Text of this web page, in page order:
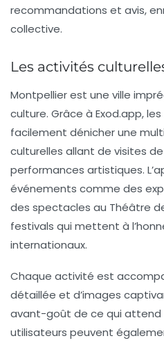
recommandations et avis,
collective.
Les activités
Montpellier est une ville
culture. Grâce à Exod.app,
facilement dénicher une
culturelles allant de visites
performances artistiques.
événements comme des
des spectacles au Théâtre
festivals qui mettent à
internationaux.
Chaque activité est
détaillée et d’images
avant-goût de ce qui attend
utilisateurs peuvent